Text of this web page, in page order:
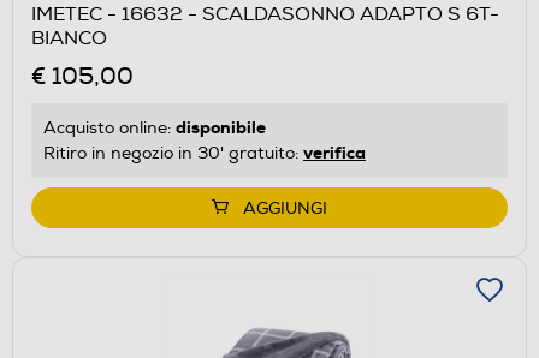
IMETEC - 16632 - SCALDASONNO ADAPTO S 6T-
BIANCO
€ 105,00
Acquisto online: disponibile
Ritiro in negozio in 30' gratuito: verifica
AGGIUNGI